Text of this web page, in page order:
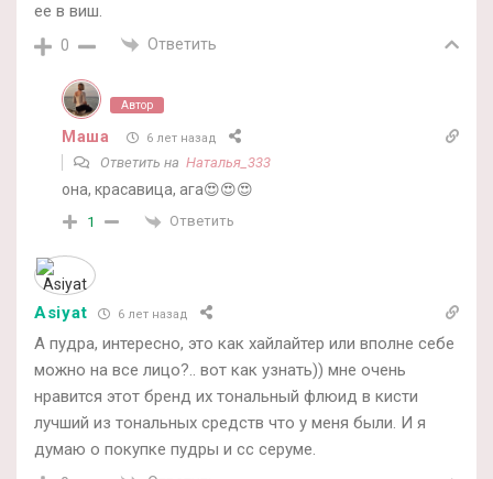
ее в виш.
0 Ответить
Автор
Маша 6 лет назад
Ответить на Наталья_333
она, красавица, ага😍😍😍
1 Ответить
Asiyat 6 лет назад
А пудра, интересно, это как хайлайтер или вполне себе
можно на все лицо?.. вот как узнать)) мне очень
нравится этот бренд их тональный флюид в кисти
лучший из тональных средств что у меня были. И я
думаю о покупке пудры и сс серуме.